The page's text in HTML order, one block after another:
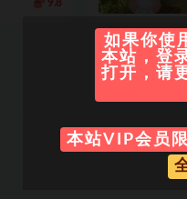
9.8
如果你使
本站，登
打开，请
本站VIP会员